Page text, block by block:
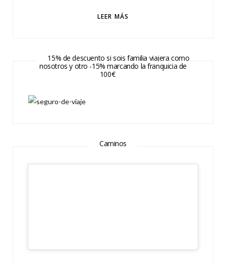
LEER MÁS
15% de descuento si sois familia viajera como
nosotros y otro -15% marcando la franquicia de
100€
Caminos